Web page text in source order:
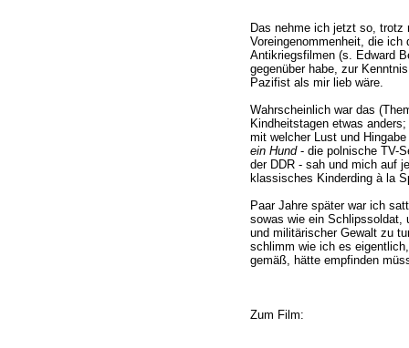
Das nehme ich jetzt so, trotz
Voreingenommenheit, die ich
Antikriegsfilmen (s. Edward
gegenüber habe, zur
Pazifist als mir lieb wäre.
Wahrscheinlich war das
Kindheitstagen etwas
mit welcher Lust und
ein Hund- die polnische TV-
der DDR - sah und mich auf
klassisches Kinderding à la
Paar Jahre später war ich
sowas wie ein Schlipssoldat,
und militärischer Gewalt zu
schlimm wie ich es
gemäß, hätte empfinden
Zum Film: